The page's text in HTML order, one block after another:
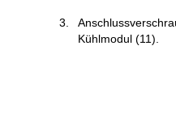
Kühlmodul (11).